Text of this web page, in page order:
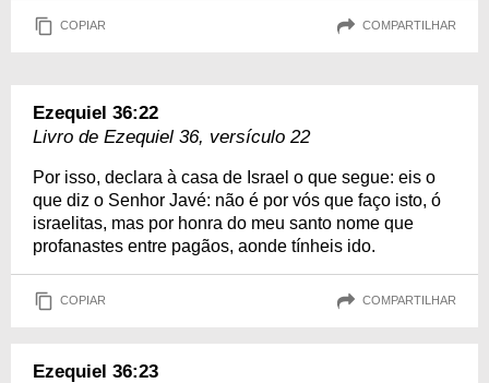
COPIAR COMPARTILHAR
Ezequiel 36:22
Livro de Ezequiel 36, versículo 22
Por isso, declara à casa de Israel o que segue: eis o
que diz o Senhor Javé: não é por vós que faço isto, ó
israelitas, mas por honra do meu santo nome que
profanastes entre pagãos, aonde tínheis ido.
COPIAR COMPARTILHAR
Ezequiel 36:23